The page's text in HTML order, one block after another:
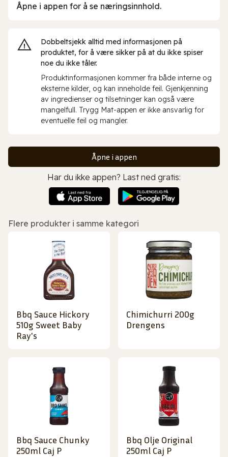
Åpne i appen for å se næringsinnhold.
Dobbeltsjekk alltid med informasjonen på
produktet, for å være sikker på at du ikke spiser
noe du ikke tåler.
Produktinformasjonen kommer fra både interne og
eksterne kilder, og kan inneholde feil. Gjenkjenning
av ingredienser og tilsetninger kan også være
mangelfull. Trygg Mat-appen er ikke ansvarlig for
eventuelle feil og mangler.
Åpne i appen
Har du ikke appen? Last ned gratis:
Flere produkter i samme kategori
Bbq Sauce Hickory
510g Sweet Baby
Ray's
Chimichurri 200g
Drengens
Bbq Sauce Chunky
250ml Caj P
Bbq Olje Original
250ml Caj P